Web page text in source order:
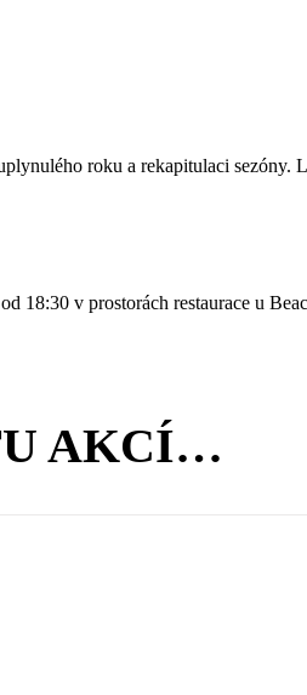
roku a rekapitulaci sezóny.
18:30 v prostorách restaurace u
AKCÍ…